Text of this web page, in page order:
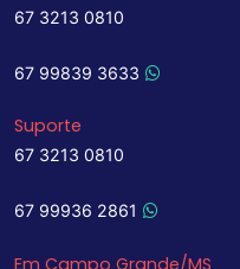
67 3213 0810
67 99839 3633
Suporte
67 3213 0810
67 99936 2861
Em Campo Grande/MS